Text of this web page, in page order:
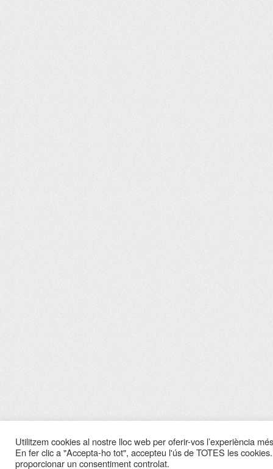
Utilitzem cookies al nostre lloc web per oferir-vos l’experiència
En fer clic a "Accepta-ho tot", accepteu l'ús de TOTES les
proporcionar un consentiment controlat.